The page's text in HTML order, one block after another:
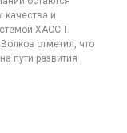
качества и
ХАССП.
отметил, что
пути развития